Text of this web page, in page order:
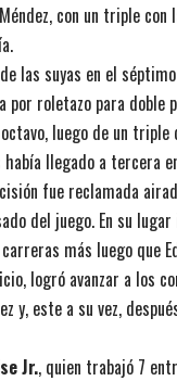
con un triple
las suyas en el
roletazo para doble
luego de un
llegado a tercera
fue reclamada
del juego. En su
más luego que
logró avanzar a los
y, este a su vez,
Jr., quien trabajó 7